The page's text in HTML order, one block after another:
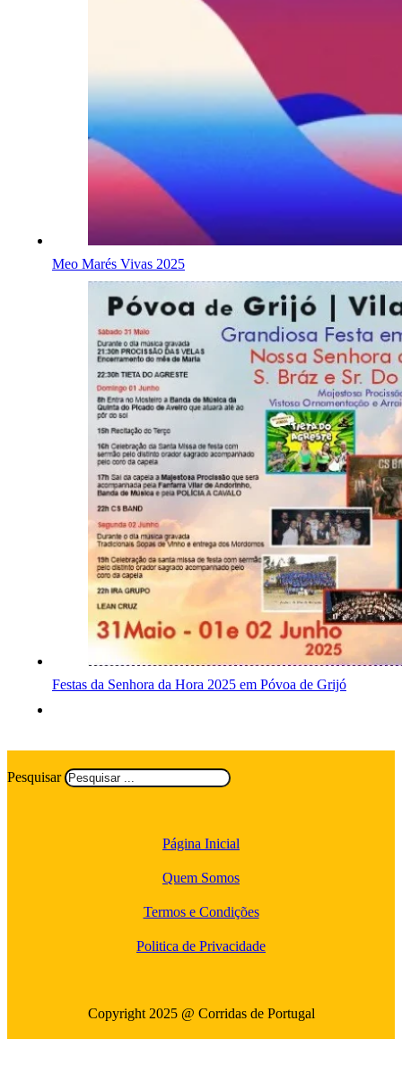
Meo Marés Vivas 2025
Festas da Senhora da Hora 2025 em Póvoa de Grijó
Pesquisar
Página Inicial
Quem Somos
Termos e Condições
Politica de Privacidade
Copyright 2025 @ Corridas de Portugal